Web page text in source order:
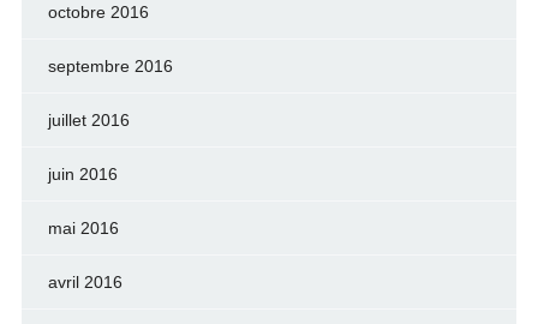
octobre 2016
septembre 2016
juillet 2016
juin 2016
mai 2016
avril 2016